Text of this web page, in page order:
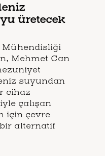
üretecek
Mehmet Can
suyundan
cihaz
çalışan
için çevre
alternatif